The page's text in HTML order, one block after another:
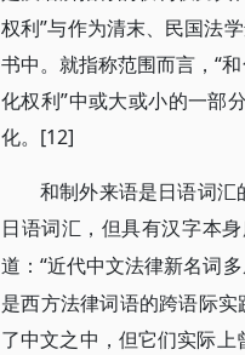
权利”与作为清末、民国法
书中。就指称范围而言，“
化权利”中或大或小的一部
化。[12]
和制外来语是日语词汇
日语词汇，但具有汉字本
道：“近代中文法律新名词
是西方法律词语的跨语际
了中文之中，但它们实际